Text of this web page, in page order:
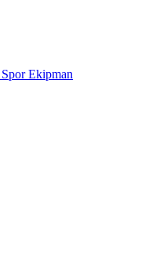
Spor Ekipman